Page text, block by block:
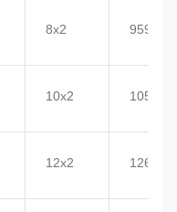
8x2 959
10x2 1057
12x2 1268